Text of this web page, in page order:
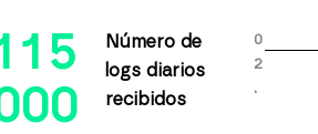
1 5
00
Número de
logs diarios
recibidos
0
2
.